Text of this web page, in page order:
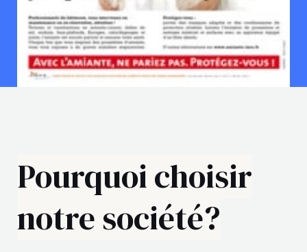
Pourquoi choisir
notre société?